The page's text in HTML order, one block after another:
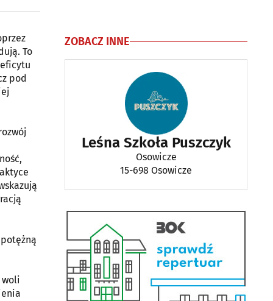
To
pod
woli
Przedszkole
ZOBACZ INNE
Leśna Szkoła Puszczyk
Osowicze
15-698 Osowicze